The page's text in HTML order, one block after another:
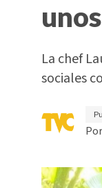
La chef
sociales